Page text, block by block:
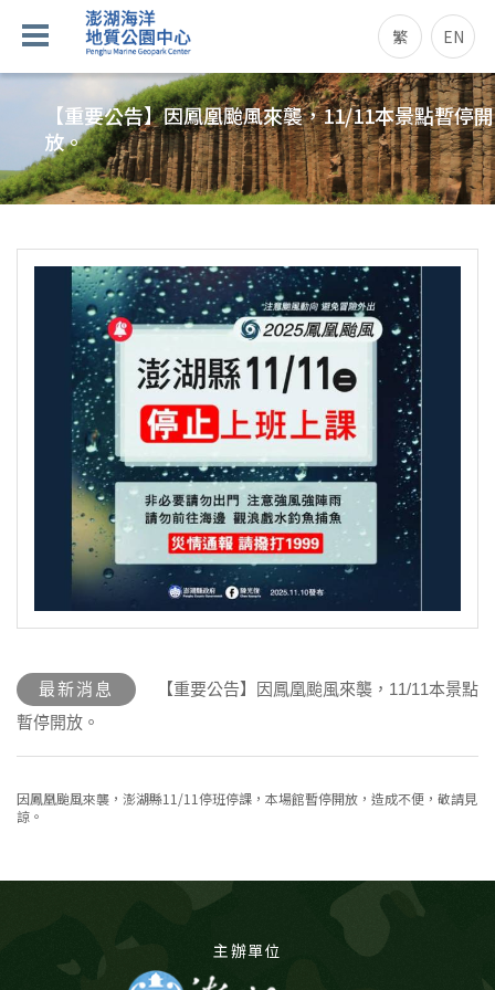
繁 EN
【重要公告】因鳳凰颱風來襲，11/11本景點暫停開
放。
最新消息
【重要公告】因鳳凰颱風來襲，11/11本景點
暫停開放。
因鳳凰颱風來襲，澎湖縣11/11停班停課，本場館暫停開放，造成不便，敬請見
諒。
主辦單位